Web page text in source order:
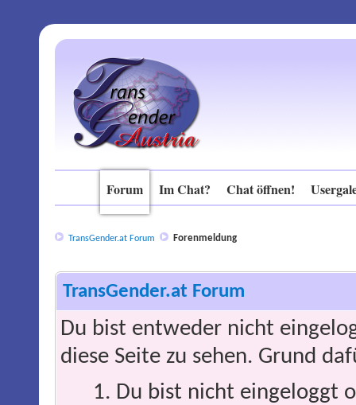
Forum Im Chat? Chat öffnen!
TransGender.at Forum Forenmeldung
TransGender.at Forum
Du bist entweder nicht
diese Seite zu sehen. Grund
Du bist nicht eingeloggt